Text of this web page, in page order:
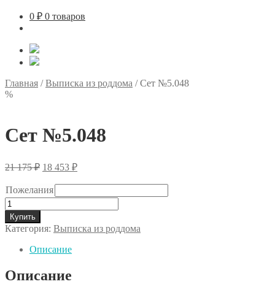
0 ₽ 0 товаров
Главная /Выписка из роддома /Сет №5.048
%
Сет №5.048
21 175₽ Первоначальная
составляла
21
175 ₽.
18 453 ₽Текущая
18
453 ₽.
Пожелания
Количество
товара
Сет
№5.048
Купить
Категория: Выписка из роддома
Описание
Описание